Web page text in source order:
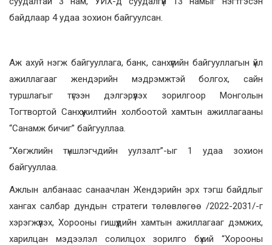
байдлаар 4 удаа зохион байгуулсан.
Аж ахуй нэгж байгууллага, банк, санхүүгийн байгууллагын үйл
ажиллагааг жендэрийн мэдрэмжтэй болгох, сайн
туршлагыг түгээн дэлгэрүүлэх зорилгоор Монголын
Тогтвортой Санхүүжилтийн холбоотой хамтын ажиллагааны
“Санамж бичиг” байгууллаа.
“Хөгжлийн түншлэгчдийн уулзалт”-ыг 1 удаа зохион
байгууллаа.
Ажлын албанаас санаачлан Жендэрийн эрх тэгш байдлыг
хангах салбар дундын стратеги төлөвлөгөө /2022-2031/-г
хэрэгжүүлэх, Хорооны гишүүдийн хамтын ажиллагааг дэмжих,
харилцан мэдээлэл солилцох зорилго бүхий “Хорооны